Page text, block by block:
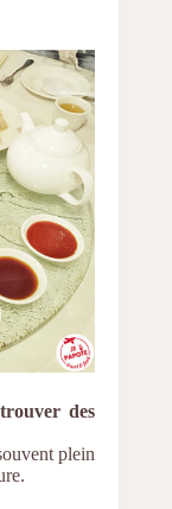
des
plein